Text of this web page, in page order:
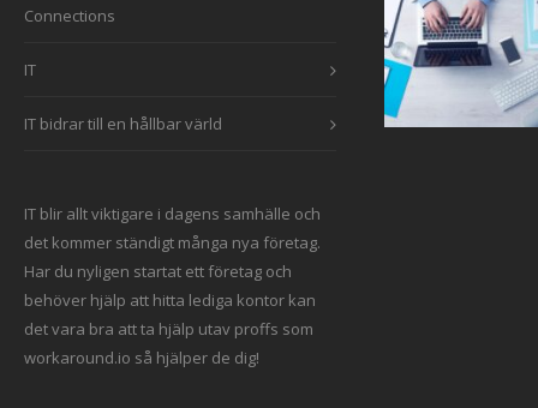
Connections
IT
IT bidrar till en hållbar värld
IT blir allt viktigare i dagens samhälle och
det kommer ständigt många nya företag.
Har du nyligen startat ett företag och
behöver hjälp att hitta lediga kontor kan
det vara bra att ta hjälp utav proffs som
workaround.io så hjälper de dig!